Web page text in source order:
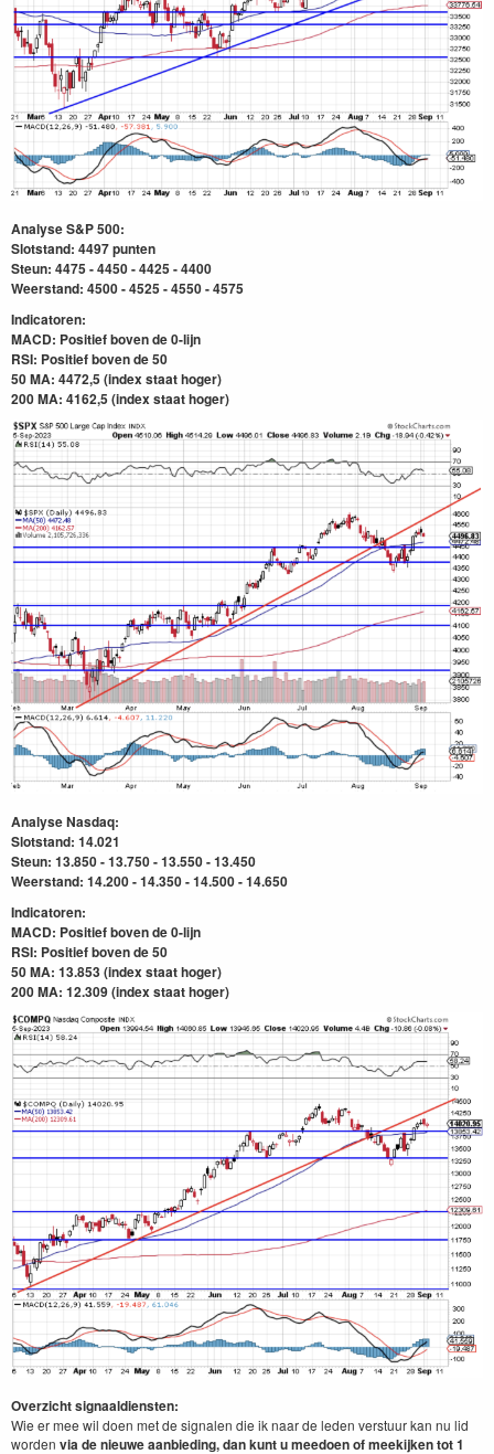
Analyse S&P 500:
Slotstand: 4497 punten
Steun: 4475 - 4450 - 4425 - 4400
Weerstand: 4500 - 4525 - 4550 - 4575
Indicatoren:
MACD: Positief boven de 0-lijn
RSI: Positief bovende 50
50 MA: 4472,5 (index staat hoger)
200 MA: 4162,5(index staat hoger)
Analyse Nasdaq:
Slotstand: 14.021
Steun: 13.850 - 13.750 - 13.550 - 13.450
Weerstand: 14.200 - 14.350 - 14.500 - 14.650
Indicatoren:
MACD: Positief boven de 0-lijn
RSI: Positief boven de 50
50 MA: 13.853 (index staat hoger)
200 MA: 12.309(index staat hoger)
Overzicht signaaldiensten:
Wie er mee wil doen met de signalen die ik naar de leden verstuur kan nu lid
worden via de nieuwe aanbieding, dan kunt u meedoen of meekijken tot 1